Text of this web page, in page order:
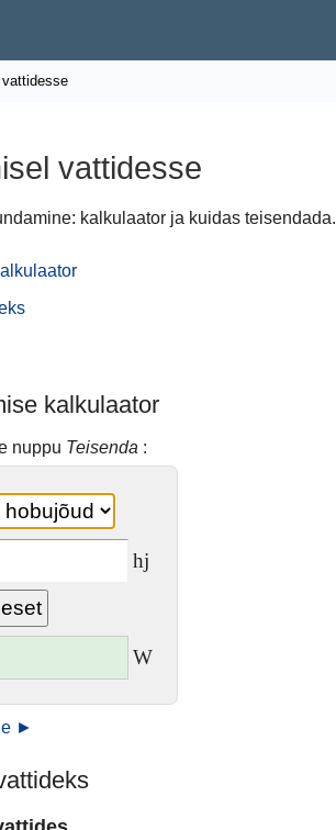
vattidesse
kalkulaator ja kuidas teisendada.
kalkulaator
nuppu Teisenda :
hj
W
►